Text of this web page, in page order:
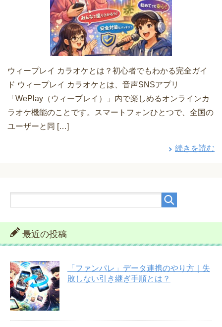
ウィープレイ カラオケとは？初心者でもわかる完全ガイ
ド ウィープレイ カラオケとは、音声SNSアプリ
「WePlay（ウィープレイ）」内で楽しめるオンラインカ
ラオケ機能のことです。スマートフォンひとつで、全国の
ユーザーと同 […]
続きを読む
最近の投稿
「ファンパレ」データ連携のやり方｜失
敗しない引き継ぎ手順とは？